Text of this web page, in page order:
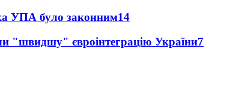
УПА було законним14
"швидшу" євроінтеграцію України7